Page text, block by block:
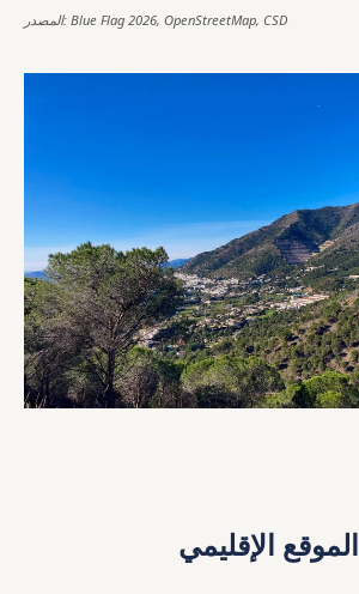
المصدر: Blue Flag 2026, OpenStreetMap, CSD
الموقع الإقليمي